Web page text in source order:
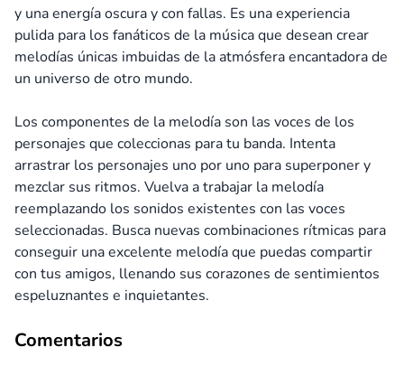
y una energía oscura y con fallas. Es una experiencia
pulida para los fanáticos de la música que desean crear
melodías únicas imbuidas de la atmósfera encantadora de
un universo de otro mundo.
Los componentes de la melodía son las voces de los
personajes que coleccionas para tu banda. Intenta
arrastrar los personajes uno por uno para superponer y
mezclar sus ritmos. Vuelva a trabajar la melodía
reemplazando los sonidos existentes con las voces
seleccionadas. Busca nuevas combinaciones rítmicas para
conseguir una excelente melodía que puedas compartir
con tus amigos, llenando sus corazones de sentimientos
espeluznantes e inquietantes.
Comentarios